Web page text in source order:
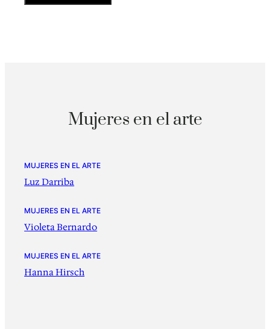
Mujeres en el arte
MUJERES EN EL ARTE
Luz Darriba
MUJERES EN EL ARTE
Violeta Bernardo
MUJERES EN EL ARTE
Hanna Hirsch